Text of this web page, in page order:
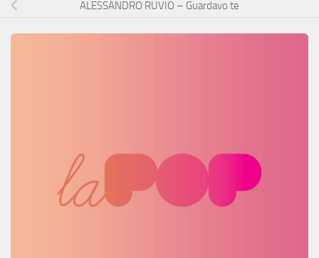
ALESSANDRO RUVIO – Guardavo te